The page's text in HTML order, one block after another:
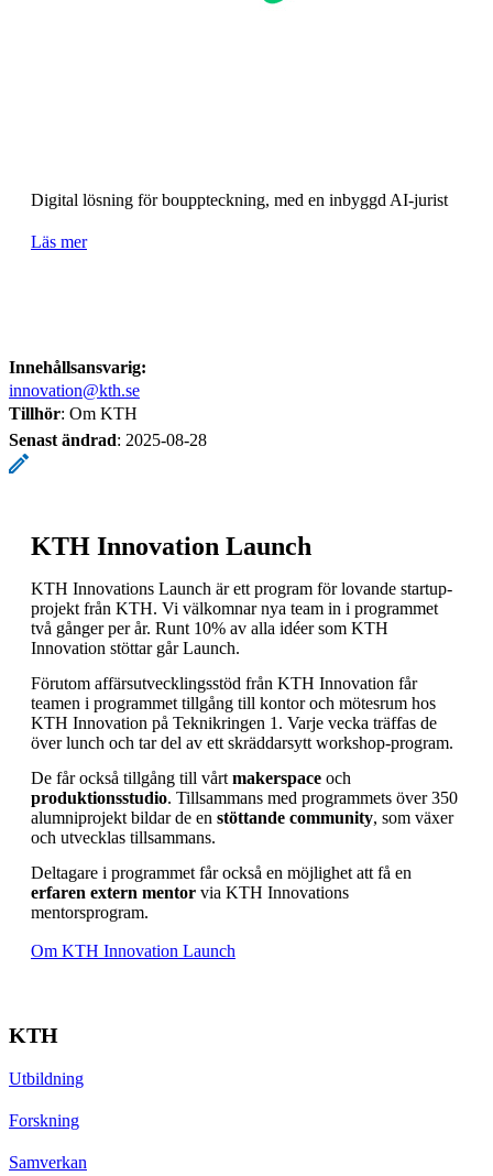
Digital lösning för bouppteckning, med en inbyggd AI-jurist
Läs mer
Innehållsansvarig:
innovation@kth.se
Tillhör: Om KTH
Senast ändrad: 2025-08-28
KTH Innovation Launch
KTH Innovations Launch är ett program för lovande startup-
projekt från KTH. Vi välkomnar nya team in i programmet
två gånger per år. Runt 10% av alla idéer som KTH
Innovation stöttar går Launch.
Förutom affärsutvecklingsstöd från KTH Innovation får
teamen i programmet tillgång till kontor och mötesrum hos
KTH Innovation på Teknikringen 1. Varje vecka träffas de
över lunch och tar del av ett skräddarsytt workshop-program.
De får också tillgång till vårt makerspace och
produktionsstudio. Tillsammans med programmets över 350
alumniprojekt bildar de en stöttande community, som växer
och utvecklas tillsammans.
Deltagare i programmet får också en möjlighet att få en
erfaren extern mentor via KTH Innovations
mentorsprogram.
Om KTH Innovation Launch
KTH
Utbildning
Forskning
Samverkan